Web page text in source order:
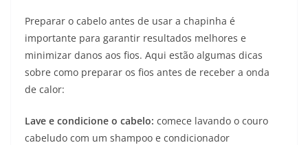
Preparar o cabelo antes de usar a chapinha é
importante para garantir resultados melhores e
minimizar danos aos fios. Aqui estão algumas dicas
sobre como preparar os fios antes de receber a onda
de calor:
Lave e condicione o cabelo: comece lavando o couro
cabeludo com um shampoo e condicionador